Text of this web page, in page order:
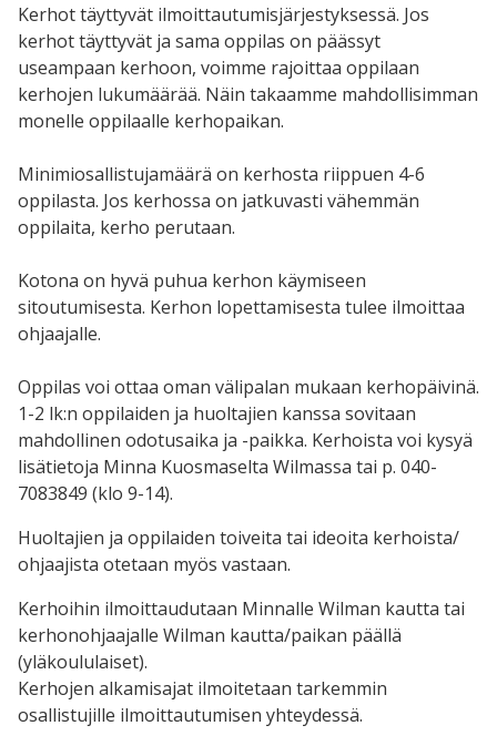
Kerhot täyttyvät ilmoittautumisjärjestyksessä. Jos
kerhot täyttyvät ja sama oppilas on päässyt
useampaan kerhoon, voimme rajoittaa oppilaan
kerhojen lukumäärää. Näin takaamme mahdollisimman
monelle oppilaalle kerhopaikan.
Minimiosallistujamäärä on kerhosta riippuen 4-6
oppilasta. Jos kerhossa on jatkuvasti vähemmän
oppilaita, kerho perutaan.
Kotona on hyvä puhua kerhon käymiseen
sitoutumisesta. Kerhon lopettamisesta tulee ilmoittaa
ohjaajalle.
Oppilas voi ottaa oman välipalan mukaan kerhopäivinä.
1-2 lk:n oppilaiden ja huoltajien kanssa sovitaan
mahdollinen odotusaika ja -paikka. Kerhoista voi kysyä
lisätietoja Minna Kuosmaselta Wilmassa tai p. 040-
7083849 (klo 9-14).
Huoltajien ja oppilaiden toiveita tai ideoita kerhoista/
ohjaajista otetaan myös vastaan.
Kerhoihin ilmoittaudutaan Minnalle Wilman kautta tai
kerhonohjaajalle Wilman kautta/paikan päällä
(yläkoululaiset).
Kerhojen alkamisajat ilmoitetaan tarkemmin
osallistujille ilmoittautumisen yhteydessä.